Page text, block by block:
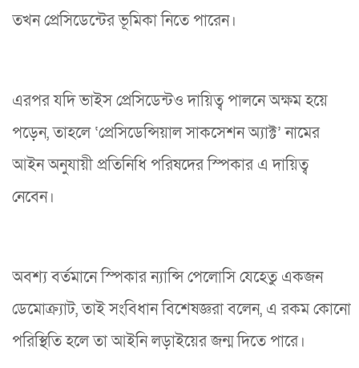
তখন প্রেসিডেন্টের ভূমিকা নিতে পারেন।
এরপর যদি ভাইস প্রেসিডেন্টও দায়িত্ব পালনে অক্ষম হয়ে
পড়েন, তাহলে ‘প্রেসিডেন্সিয়াল সাকসেশন অ্যাক্ট’ নামের
আইন অনুযায়ী প্রতিনিধি পরিষদের স্পিকার এ দায়িত্ব
নেবেন।
অবশ্য বর্তমানে স্পিকার ন্যান্সি পেলোসি যেহেতু একজন
ডেমোক্র্যাট, তাই সংবিধান বিশেষজ্ঞরা বলেন, এ রকম কোনো
পরিস্থিতি হলে তা আইনি লড়াইয়ের জন্ম দিতে পারে।